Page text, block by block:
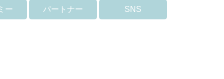
ー パートナー SNS